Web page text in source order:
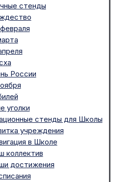
стенды
России
уголки
стенды для Школы
учреждения
в Школе
коллектив
достижения